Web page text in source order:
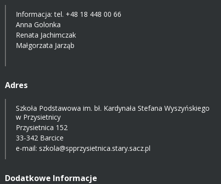
Informacja: tel. +48 18 448 00 66
Anna Golonka
Renata Jachimczak
Małgorzata Jarząb
Adres
Szkoła Podstawowa im. bł. Kardynała Stefana Wyszyńskiego
w Przysietnicy
Przysietnica 152
33-342 Barcice
e-mail: szkola@spprzysietnica.stary.sacz.pl
Dodatkowe Informacje